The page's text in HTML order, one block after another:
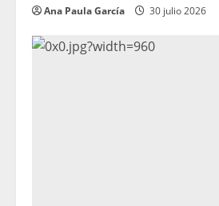
Ana Paula García 30 julio 2026